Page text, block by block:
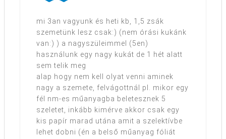
mi 3an vagyunk és heti kb, 1,5 zsák
szemetünk lesz csak:) (nem órási kukánk
van:) ) a nagyszüleimmel (5en)
használunk egy nagy kukát de 1 hét alatt
sem telik meg
alap hogy nem kell olyat venni aminek
nagy a szemete, felvágottnál pl. mikor egy
fél nm-es műanyagba beletesznek 5
szeletet, inkább kimérve akkor csak egy
kis papír marad utána amit a szelektívbe
lehet dobni (én a belső műanyag fóliát